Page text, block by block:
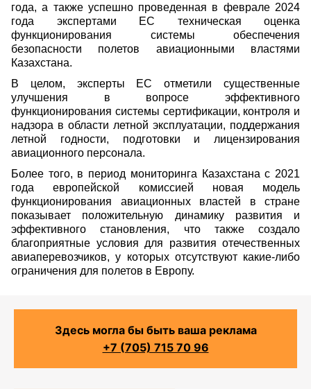
года, а также успешно проведенная в феврале 2024
года экспертами ЕС техническая оценка
функционирования системы обеспечения
безопасности полетов авиационными властями
Казахстана.
В целом, эксперты ЕС отметили существенные
улучшения в вопросе эффективного
функционирования системы сертификации, контроля и
надзора в области летной эксплуатации, поддержания
летной годности, подготовки и лицензирования
авиационного персонала.
Более того, в период мониторинга Казахстана с 2021
года европейской комиссией новая модель
функционирования авиационных властей в стране
показывает положительную динамику развития и
эффективного становления, что также создало
благоприятные условия для развития отечественных
авиаперевозчиков, у которых отсутствуют какие-либо
ограничения для полетов в Европу.
Здесь могла бы быть ваша реклама
+7 (705) 715 70 96